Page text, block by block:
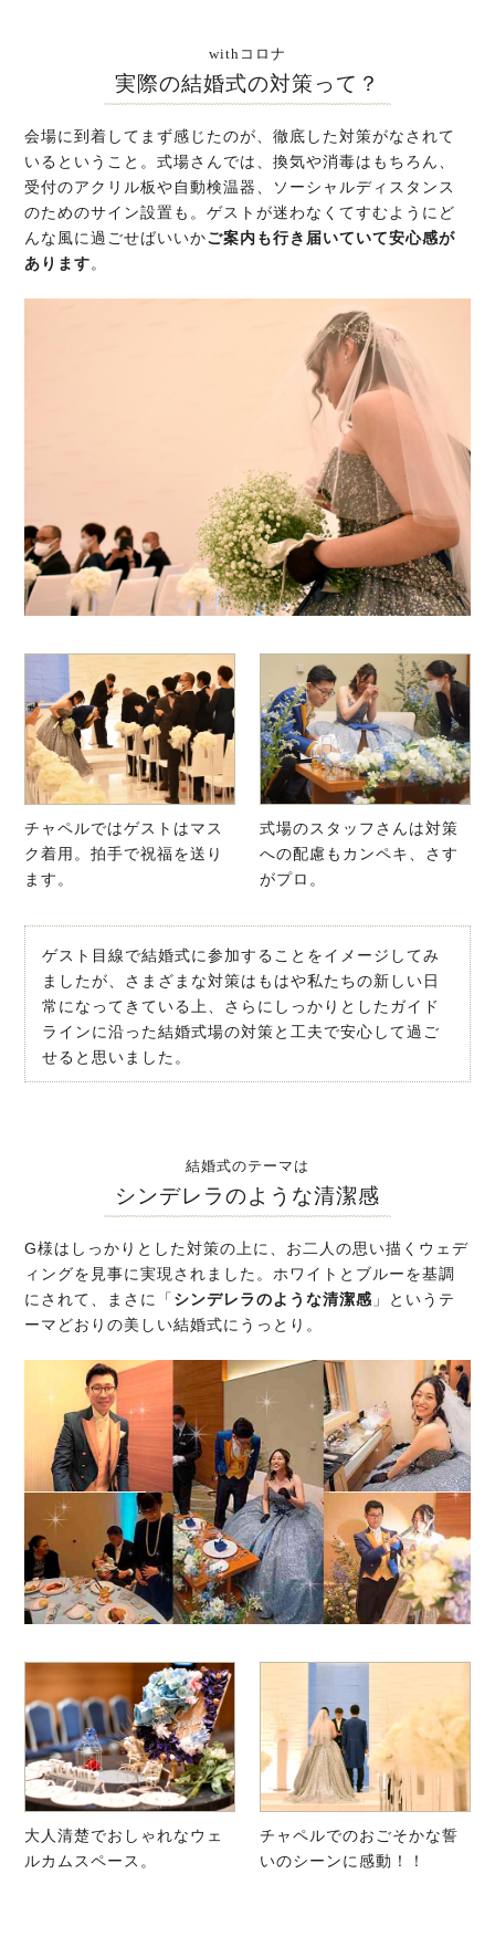
withコロナ
実際の結婚式の対策って？
会場に到着してまず感じたのが、徹底した対策がなされて
いるということ。式場さんでは、換気や消毒はもちろん、
受付のアクリル板や自動検温器、ソーシャルディスタンス
のためのサイン設置も。ゲストが迷わなくてすむようにど
んな風に過ごせばいいかご案内も行き届いていて安心感が
あります。
チャペルではゲストはマス
ク着用。拍手で祝福を送り
ます。
式場のスタッフさんは対策
への配慮もカンペキ、さす
がプロ。
ゲスト目線で結婚式に参加することをイメージしてみ
ましたが、さまざまな対策はもはや私たちの新しい日
常になってきている上、さらにしっかりとしたガイド
ラインに沿った結婚式場の対策と工夫で安心して過ご
せると思いました。
結婚式のテーマは
シンデレラのような清潔感
G様はしっかりとした対策の上に、お二人の思い描くウェデ
ィングを見事に実現されました。ホワイトとブルーを基調
にされて、まさに「 シンデレラのような清潔感 」というテ
ーマどおりの美しい結婚式にうっとり。
大人清楚でおしゃれなウェ
ルカムスペース。
チャペルでのおごそかな誓
いのシーンに感動！！